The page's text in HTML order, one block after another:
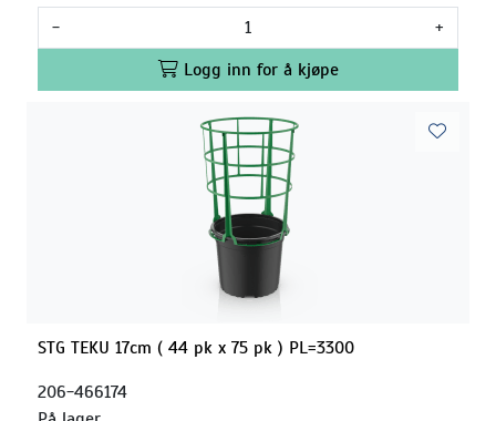
-
+
Logg inn for å kjøpe
STG TEKU 17cm ( 44 pk x 75 pk ) PL=3300
206-466174